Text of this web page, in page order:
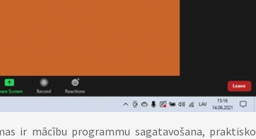
ir mācību programmu sagatavošana, praktisko